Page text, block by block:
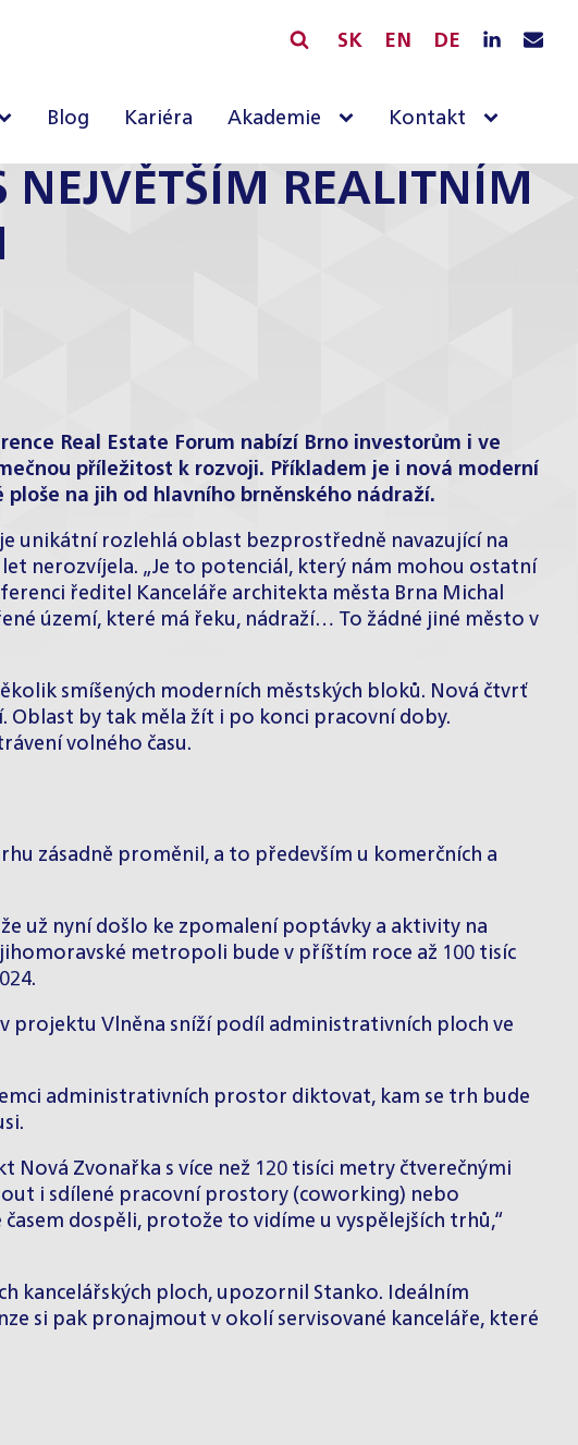
SK EN DE
Blog Kariéra Akademie Kontakt
NEJVĚTŠÍM REALITNÍM
Real Estate Forum nabízí Brno investorům i ve
příležitost k rozvoji. Příkladem je i nová moderní
na jih od hlavního brněnského nádraží.
unikátní rozlehlá oblast bezprostředně navazující na
nerozvíjela. „Je to potenciál, který nám mohou ostatní
ředitel Kanceláře architekta města Brna Michal
území, které má řeku, nádraží… To žádné jiné město v
smíšených moderních městských bloků. Nová čtvrť
by tak měla žít i po konci pracovní doby.
volného času.
zásadně proměnil, a to především u komerčních a
už nyní došlo ke zpomalení poptávky a aktivity na
metropoli bude v příštím roce až 100 tisíc
projektu Vlněna sníží podíl administrativních ploch ve
administrativních prostor diktovat, kam se trh bude
Zvonařka s více než 120 tisíci metry čtverečnými
i sdílené pracovní prostory (coworking) nebo
dospěli, protože to vidíme u vyspělejších trhů,“
kancelářských ploch, upozornil Stanko. Ideálním
si pak pronajmout v okolí servisované kanceláře, které